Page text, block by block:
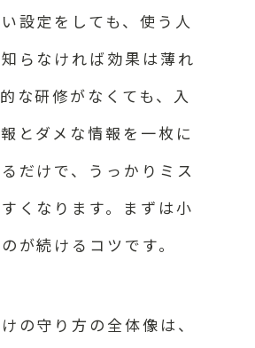
設定をしても、使う人
らなければ効果は薄れ
な研修がなくても、入
とダメな情報を一枚に
だけで、うっかりミス
くなります。まずは小
が続けるコツです。
の守り方の全体像は、